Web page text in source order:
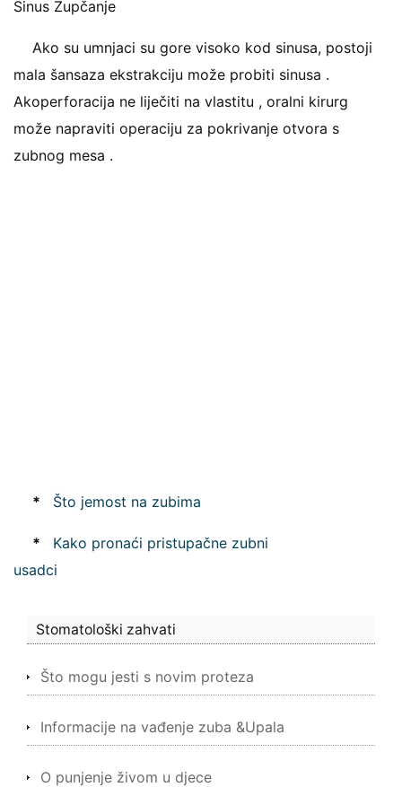
Sinus Zupčanje
Ako su umnjaci su gore visoko kod sinusa, postoji
mala šansaza ekstrakciju može probiti sinusa .
Akoperforacija ne liječiti na vlastitu , oralni kirurg
može napraviti operaciju za pokrivanje otvora s
zubnog mesa .
* Što jemost na zubima
*
Kako pronaći pristupačne zubni
usadci
Stomatološki zahvati
Što mogu jesti s novim proteza
Informacije na vađenje zuba &Upala
O punjenje živom u djece